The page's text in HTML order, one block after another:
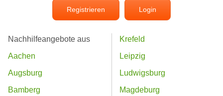
Registrieren Login
Nachhilfeangebote aus
Aachen
Augsburg
Bamberg
Krefeld
Leipzig
Ludwigsburg
Magdeburg